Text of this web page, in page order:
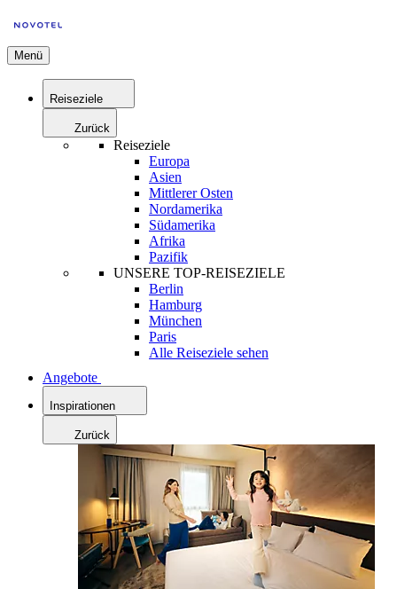
Menü
Reiseziele
Zurück
Reiseziele
Europa
Asien
Mittlerer Osten
Nordamerika
Südamerika
Afrika
Pazifik
UNSERE TOP-REISEZIELE
Berlin
Hamburg
München
Paris
Alle Reiseziele sehen
Angebote
Inspirationen
Zurück